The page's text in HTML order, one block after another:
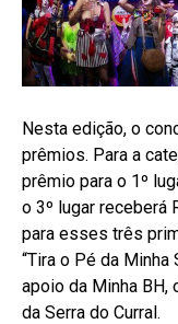
Nesta edição, o
prêmios. Para a
prêmio para o 1º
o 3º lugar receberá
para esses três
“Tira o Pé da Minha
apoio da Minha BH,
da Serra do Curral.